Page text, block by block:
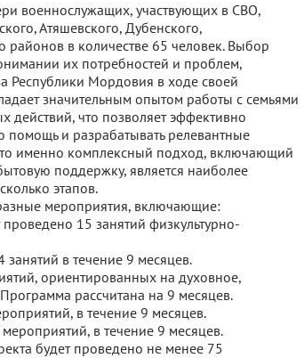
военнослужащих, участвующих в СВО,
Атяшевского, Дубенского,
районов в количестве 65 человек. Выбор
их потребностей и проблем,
Республики Мордовия в ходе своей
значительным опытом работы с семьями
действий, что позволяет эффективно
помощь и разрабатывать релевантные
именно комплексный подход, включающий
поддержку, является наиболее
этапов.
мероприятия, включающие:
15 занятий физкультурно-
в течение 9 месяцев.
ориентированных на духовное,
рассчитана на 9 месяцев.
в течение 9 месяцев.
в течение 9 месяцев.
будет проведено не менее 75